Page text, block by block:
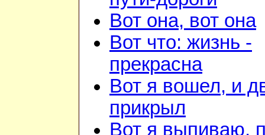
Вот она, вот она
Вот что: жизнь -
прекрасна
Вот я вошел, и
прикрыл
Вот я выпиваю,